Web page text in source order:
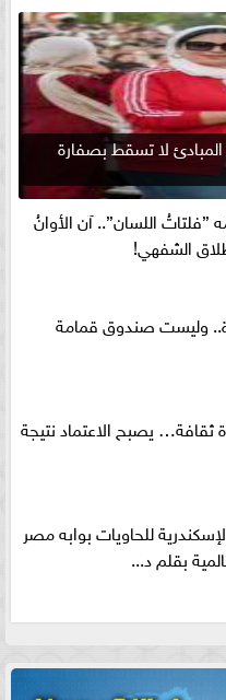
لا تسقط بصفارة
”فلتاتُ اللسان”.. آن الأوانُ
الشفهي!
وليست صندوق قمامة
ثقافة… يصبح الاعتماد نتيجة
للحاويات بوابه مصر
بقلم د...